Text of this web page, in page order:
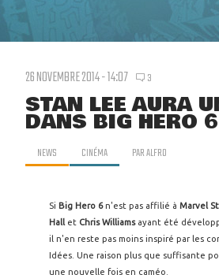
26 NOVEMBRE 2014 - 14:07 3
STAN LEE AURA
DANS BIG HERO 6
NEWS CINÉMA PARALFRO
Si Big Hero 6n'est pas affilié à Marvel
Hall et Chris Williamsayant été
il n'en reste pas moins inspiré par les
Idées. Une raison plus que suffisante
une nouvelle fois en caméo.